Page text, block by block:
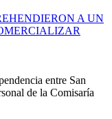
A UN
entre San
de la Comisaría